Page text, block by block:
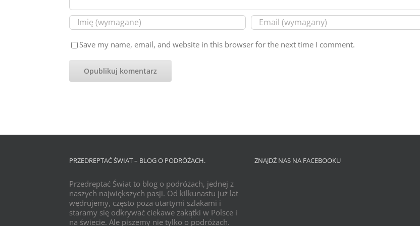
Save my name, email, and website in this browser for the next time I comment.
PRZEDREPTAĆ ŚWIAT – BLOG O PODRÓŻACH.
Przedreptać Świat to blog o podróżach, jednej z
naszych największych pasji. Od kilkunastu już lat
wędrujemy, często poza utartymi szlakami i
staramy się odkrywać ciekawe zakątki w Polsce i
na świecie. Ale piszemy nie tylko o podróżach.
ZNAJDŹ NAS NA FACEBOOKU